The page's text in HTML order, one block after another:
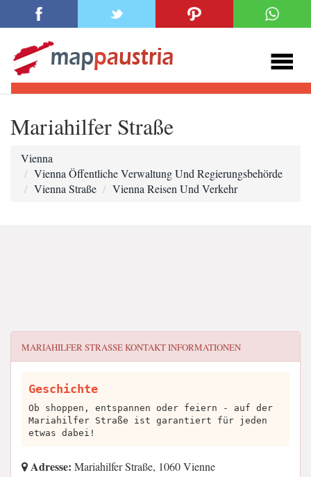
Mariahilfer Straße
Vienna
Vienna Öffentliche Verwaltung Und Regierungsbehörde
Vienna Straße
Vienna Reisen Und Verkehr
MARIAHILFER STRASSE KONTAKT INFORMATIONEN
Geschichte
Ob shoppen, entspannen oder feiern - auf der
Mariahilfer Straße ist garantiert für jeden
etwas dabei!
Adresse: Mariahilfer Straße, 1060 Vienne